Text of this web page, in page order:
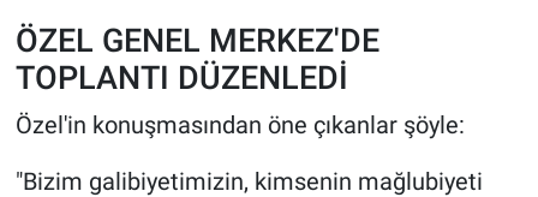
ÖZEL GENEL MERKEZ'DE
TOPLANTI DÜZENLEDİ
Özel'in konuşmasından öne çıkanlar şöyle:
"Bizim galibiyetimizin, kimsenin mağlubiyeti